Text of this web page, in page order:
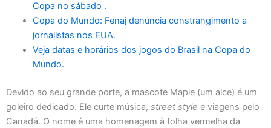
Copa no sábado .
Copa do Mundo: Fenaj denuncia constrangimento a
jornalistas nos EUA.
Veja datas e horários dos jogos do Brasil na Copa do
Mundo.
Devido ao seu grande porte, a mascote Maple (um alce) é um
goleiro dedicado. Ele curte música, street style e viagens pelo
Canadá. O nome é uma homenagem à folha vermelha da